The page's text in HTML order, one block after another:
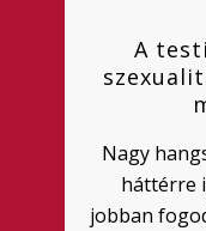
A
Nagy
háttérre
jobban